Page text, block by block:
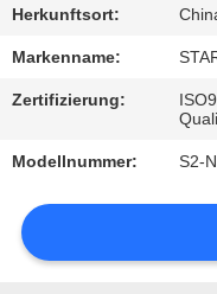
SIE
MIT
UNS
Herkunftsort:
Markenname:
Zertifizierung:
Modellnummer: S2-